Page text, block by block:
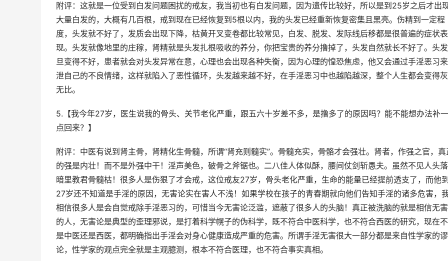
附评：这就是一位受到白发问题困扰的戒友，我当初也有白发问题，因为遗传比较好，所以是到25岁之后才出
大量白发的，大概有几百根，戒到现在已经恢复到5根以内，我的头发已经重新恢复密集且黑亮。伤精到一定程
度，头发就不好了，发质会出现下降，枯黄开叉变卷都比较常见，白发、脱发、发际线后移都是很普遍的症状表
现。头发就像地里的庄稼，肾精就是头发扎根吸收的养分，你把宝贵的养分撸掉了，头发自然就长不好了。头
旦变得不好，患者就会对头发异常在意，心理也会出现各种失衡，因为心理的惶恐焦虑，他又会通过手淫恶习
泄自己的不良情绪，这样就陷入了恶性循环，头发越来越不好，在手淫恶习中也越陷越深，整个人生都会变得
无比。
5.【我今年27岁，医生说我的骨头、关节老化严重，跟五六十岁差不多，是撸多了的原因吗？能不能想办法补一
点回来？】
附评：中医有说到肾主骨，肾精化生骨髓，所谓“肾充则髓实”。骨髓充实，骨骼才会强壮。肾者，作强之官，真
的强是内壮！而不是外强中干！淫声美色，破骨之斧锯也。二八佳人体似酥，腰间仗剑斩愚夫。虽然不见人头落
暗里教君骨髓枯！很多人是伤狠了才会戒，这位戒友27岁，骨头老化严重，生命的能量已经提前透支了，而他到
27岁还不知道是手淫的原因，无害论实在害人不浅！如果学校在孩子的青春期就向他们告知手淫的诸多危害，
相信很多人是会自觉戒除手淫恶习的，可惜当今无害论泛滥，遮蔽了很多人的头脑！真正被洗脑的就是相信无
的人，无害论是典型的歪理邪说，是打着科学幌子的伪科学，既不符合中医科学，也不符合西医的研究，现在
是中医还是西医，都明确指出手淫会对身心健康造成严重的危害。所谓手淫无害很大一部分都是来自性学家的谬
论，性学家的观点完全就是主观臆测，根本不符合医理，也不符合事实真相。